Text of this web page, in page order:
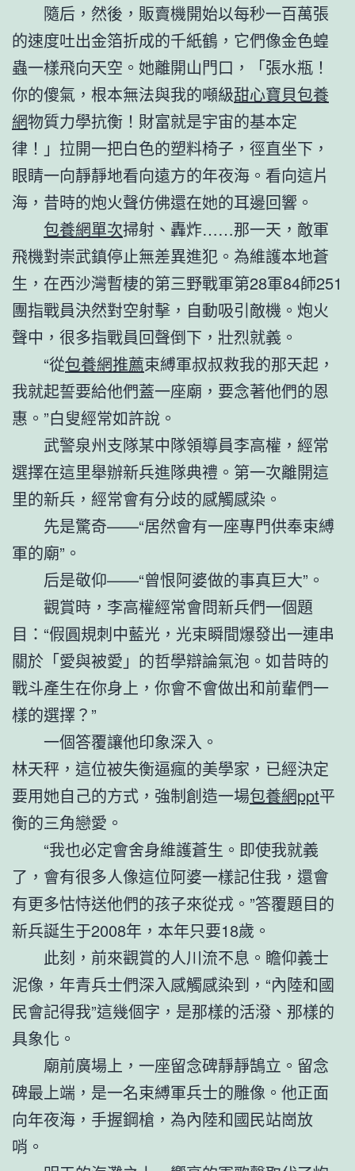
隨后，然後，販賣機開始以每秒一百萬張
的速度吐出金箔折成的千紙鶴，它們像金色蝗
蟲一樣飛向天空。她離開山門口，「張水瓶！
你的傻氣，根本無法與我的噸級甜心寶貝包養
網物質力學抗衡！財富就是宇宙的基本定
律！」拉開一把白色的塑料椅子，徑直坐下，
眼睛一向靜靜地看向遠方的年夜海。看向這片
海，昔時的炮火聲仿佛還在她的耳邊回響。
包養網單次掃射、轟炸……那一天，敵軍
飛機對崇武鎮停止無差異進犯。為維護本地蒼
生，在西沙灣暫棲的第三野戰軍第28軍84師251
團指戰員決然對空射擊，自動吸引敵機。炮火
聲中，很多指戰員回聲倒下，壯烈就義。
“從包養網推薦束縛軍叔叔救我的那天起，
我就起誓要給他們蓋一座廟，要念著他們的恩
惠。”白叟經常如許說。
武警泉州支隊某中隊領導員李高權，經常
選擇在這里舉辦新兵進隊典禮。第一次離開這
里的新兵，經常會有分歧的感觸感染。
先是驚奇——“居然會有一座專門供奉束縛
軍的廟”。
后是敬仰——“曾恨阿婆做的事真巨大”。
觀賞時，李高權經常會問新兵們一個題
目：“假圓規刺中藍光，光束瞬間爆發出一連串
關於「愛與被愛」的哲學辯論氣泡。如昔時的
戰斗產生在你身上，你會不會做出和前輩們一
樣的選擇？”
一個答覆讓他印象深入。
林天秤，這位被失衡逼瘋的美學家，已經決定
要用她自己的方式，強制創造一場包養網ppt平
衡的三角戀愛。
“我也必定會舍身維護蒼生。即使我就義
了，會有很多人像這位阿婆一樣記住我，還會
有更多怙恃送他們的孩子來從戎。”答覆題目的
新兵誕生于2008年，本年只要18歲。
此刻，前來觀賞的人川流不息。瞻仰義士
泥像，年青兵士們深入感觸感染到，“內陸和國
民會記得我”這幾個字，是那樣的活潑、那樣的
具象化。
廟前廣場上，一座留念碑靜靜鵠立。留念
碑最上端，是一名束縛軍兵士的雕像。他正面
向年夜海，手握鋼槍，為內陸和國民站崗放
哨。